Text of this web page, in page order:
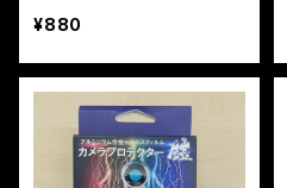
¥880